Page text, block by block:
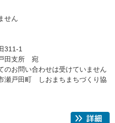
ん
311-1
田支所 宛
問い合わせは受けていません
瀬戸田町 しおまちまちづくり協